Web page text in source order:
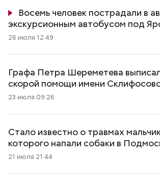
Восемь человек пострадали в
экскурсионным автобусом под
26 июля 12:49
Графа Петра Шереметева
скорой помощи имени
23 июля 09:26
Стало известно о травмах
которого напали собаки в
21 июля 21:44